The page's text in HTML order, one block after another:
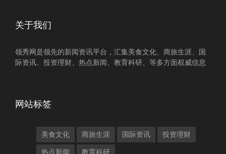
关于我们
领秀网是领先的新闻资讯平台，汇集美食文化、商旅生涯、国
际资讯、投资理财、热点新闻、教育科研、等多方面权威信息
网站标签
美食文化 商旅生涯 国际资讯 投资理财
热点新闻 教育科研